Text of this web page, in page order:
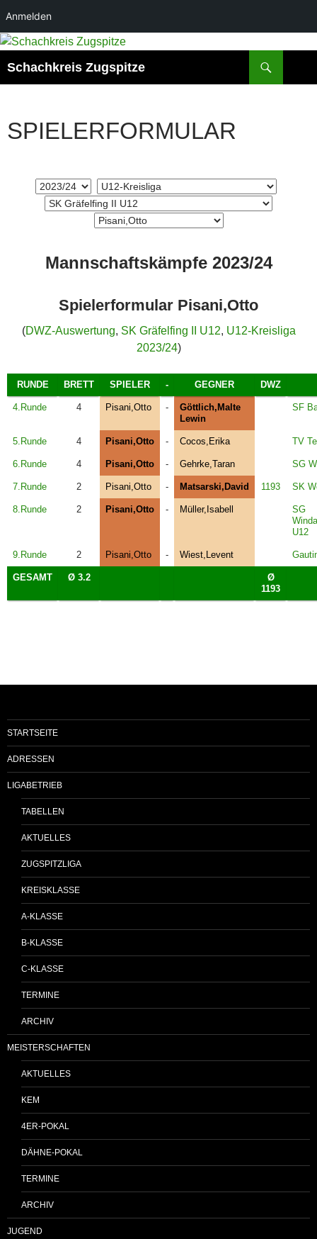
Anmelden
Zum
springen
Schachkreis Zugspitze
SPIELERFORMULAR
Mannschaftskämpfe 2023/24
Spielerformular Pisani,Otto
(DWZ-Auswertung, SK Gräfelfing II U12, U12-Kreisliga
2023/24)
RUNDE BRETT SPIELER - GEGNER DWZ
4.Runde 4 Pisani,Otto -
Göttlich,Malte
Lewin
SF
5.Runde 4 Pisani,Otto - Cocos,Erika TV
6.Runde 4 Pisani,Otto - Gehrke,Taran SG
7.Runde 2 Pisani,Otto - Matsarski,David 1193 SK
8.Runde 2 Pisani,Otto - Müller,Isabell
SG
U12
9.Runde 2 Pisani,Otto - Wiest,Levent
GESAMT Ø 3.2
Ø
1193
STARTSEITE
ADRESSEN
LIGABETRIEB
TABELLEN
AKTUELLES
ZUGSPITZLIGA
KREISKLASSE
A-KLASSE
B-KLASSE
C-KLASSE
TERMINE
ARCHIV
MEISTERSCHAFTEN
AKTUELLES
KEM
4ER-POKAL
DÄHNE-POKAL
TERMINE
ARCHIV
JUGEND